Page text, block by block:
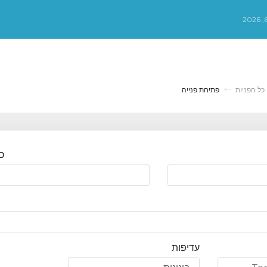
כל הפניות פתיחת פנייה
עדיפות